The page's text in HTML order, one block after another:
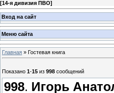
[14-я дивизия ПВО]
Вход на сайт
Меню сайта
Главная » Гостевая книга
Показано 1-15 из 998 сообщений
998. Игорь